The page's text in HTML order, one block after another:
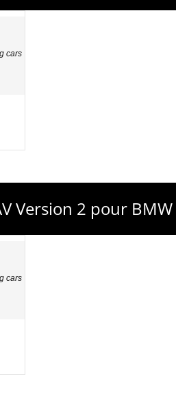
cars
Version 2 pour BMW
cars